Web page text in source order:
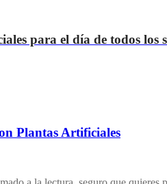
para el día de todos los
Plantas Artificiales